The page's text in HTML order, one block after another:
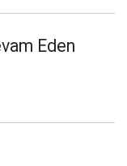
Eden